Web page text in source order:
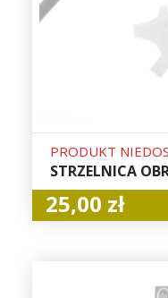
PRODUKT
STRZELNICA
25,00 zł